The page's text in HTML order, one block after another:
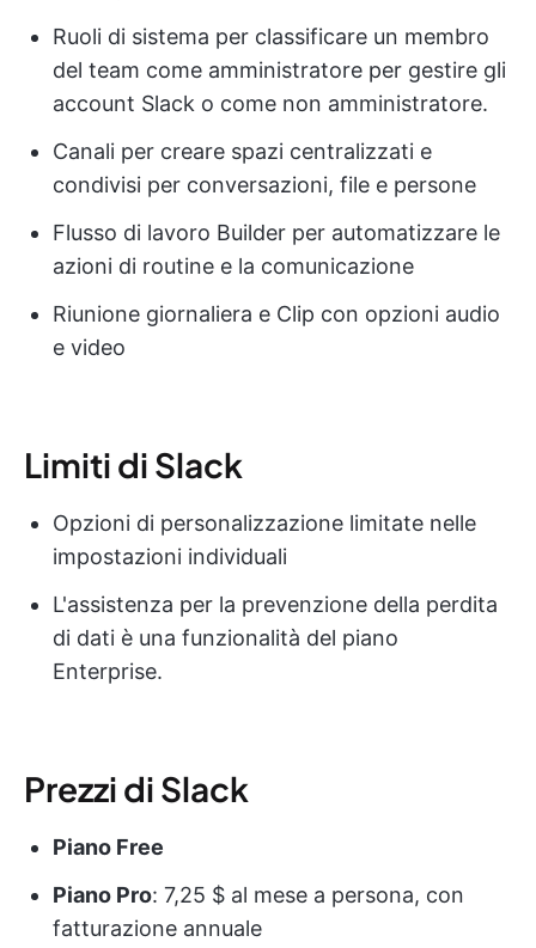
Ruoli di sistema per classificare un membro
del team come amministratore per gestire gli
account Slack o come non amministratore.
Canali per creare spazi centralizzati e
condivisi per conversazioni, file e persone
Flusso di lavoro Builder per automatizzare le
azioni di routine e la comunicazione
Riunione giornaliera e Clip con opzioni audio
e video
Limiti di Slack
Opzioni di personalizzazione limitate nelle
impostazioni individuali
L'assistenza per la prevenzione della perdita
di dati è una funzionalità del piano
Enterprise.
Prezzi di Slack
Piano Free
Piano Pro: 7,25 $ al mese a persona, con
fatturazione annuale